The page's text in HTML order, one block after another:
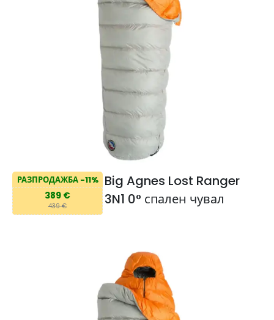
РАЗПРОДАЖБА -11%
389 €
439 €
Big Agnes Lost Ranger
3N1 0° спален чувал